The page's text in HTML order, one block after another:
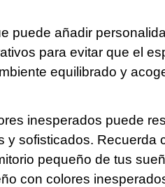
puede añadir
para evitar que el
equilibrado y
inesperados puede
sofisticados.
pequeño de tus
con colores